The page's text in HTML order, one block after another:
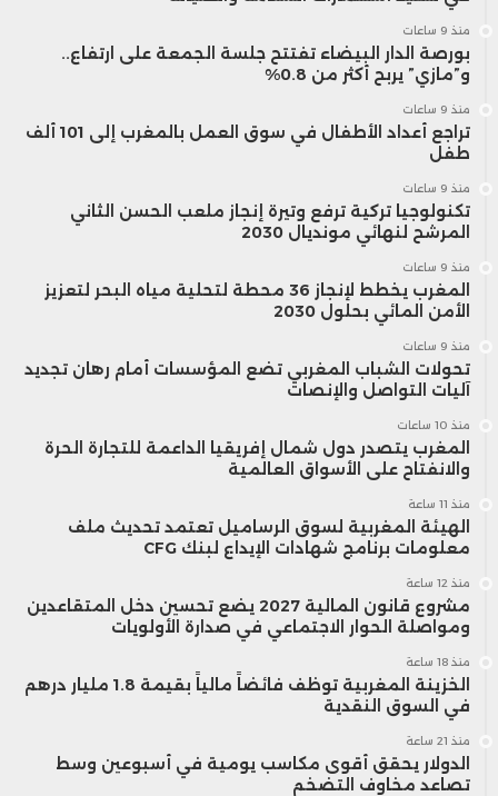
منذ 9 ساعات
بورصة الدار البيضاء تفتتح جلسة الجمعة على ارتفاع..
و”مازي” يربح أكثر من 0.8%
منذ 9 ساعات
تراجع أعداد الأطفال في سوق العمل بالمغرب إلى 101 ألف
طفل
منذ 9 ساعات
تكنولوجيا تركية ترفع وتيرة إنجاز ملعب الحسن الثاني
المرشح لنهائي مونديال 2030
منذ 9 ساعات
المغرب يخطط لإنجاز 36 محطة لتحلية مياه البحر لتعزيز
الأمن المائي بحلول 2030
منذ 9 ساعات
تحولات الشباب المغربي تضع المؤسسات أمام رهان تجديد
آليات التواصل والإنصات
منذ 10 ساعات
المغرب يتصدر دول شمال إفريقيا الداعمة للتجارة الحرة
والانفتاح على الأسواق العالمية
منذ 11 ساعة
الهيئة المغربية لسوق الرساميل تعتمد تحديث ملف
معلومات برنامج شهادات الإيداع لبنك CFG
منذ 12 ساعة
مشروع قانون المالية 2027 يضع تحسين دخل المتقاعدين
ومواصلة الحوار الاجتماعي في صدارة الأولويات
منذ 18 ساعة
الخزينة المغربية توظف فائضاً مالياً بقيمة 1.8 مليار درهم
في السوق النقدية
منذ 21 ساعة
الدولار يحقق أقوى مكاسب يومية في أسبوعين وسط
تصاعد مخاوف التضخم